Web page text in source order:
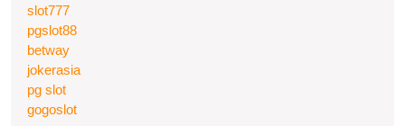
slot777
pgslot88
betway
jokerasia
pg slot
gogoslot